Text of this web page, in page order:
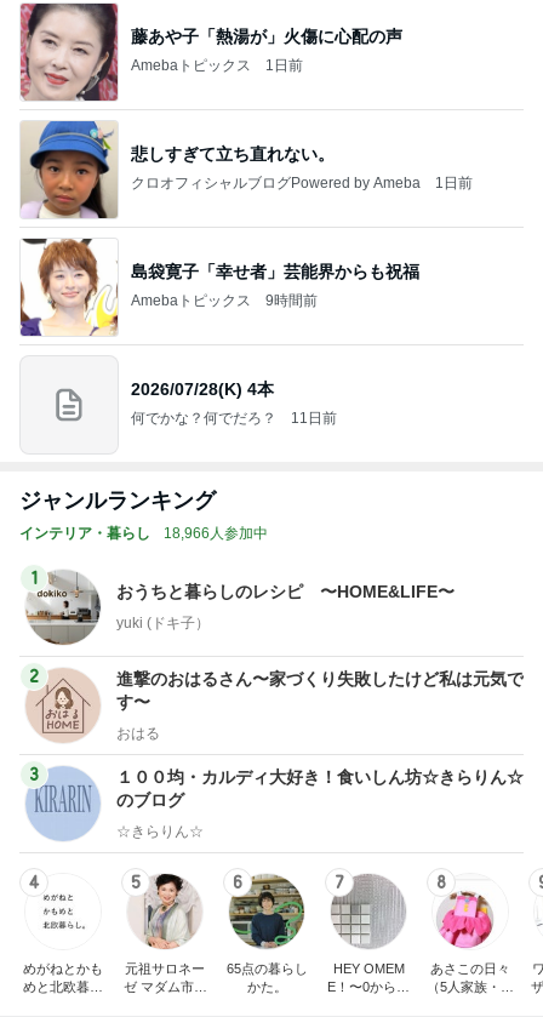
藤あや子「熱湯が」火傷に心配の声
Amebaトピックス 1日前
悲しすぎて立ち直れない。
クロオフィシャルブログPowered by Ameba 1日前
島袋寛子「幸せ者」芸能界からも祝福
Amebaトピックス 9時間前
2026/07/28(K) 4本
何でかな？何でだろ？ 11日前
ジャンルランキング
インテリア・暮らし 18,966人参加中
1
おうちと暮らしのレシピ 〜HOME&LIFE〜
yuki (ドキ子）
2
進撃のおはるさん〜家づくり失敗したけど私は元気で
す〜
おはる
3
１００均・カルディ大好き！食いしん坊☆きらりん☆
のブログ
☆きらりん☆
4
めがねとかも
めと北欧暮ら
5
元祖サロネー
ゼ マダム市川
6
65点の暮らし
かた。
7
HEY OMEM
E！〜0からの
8
あさこの日々
（5人家族・投